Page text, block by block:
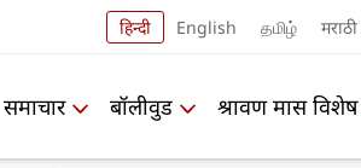
हिन्दी English தமிழ் मराठी
समाचार बॉलीवुड श्रावण मास विशेष